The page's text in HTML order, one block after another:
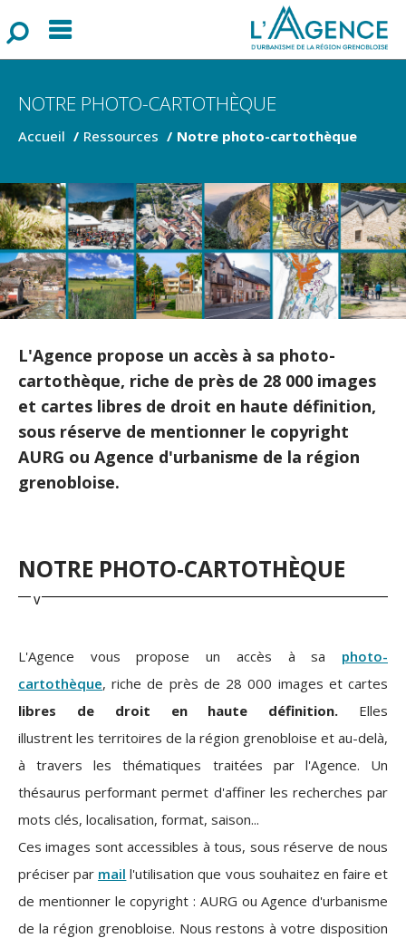
Menu
NOTRE PHOTO-CARTOTHÈQUE
Accueil Ressources Notre photo-cartothèque
L'Agence propose un accès à sa photo-
cartothèque, riche de près de 28 000 images
et cartes libres de droit en haute définition,
sous réserve de mentionner le copyright
AURG ou Agence d'urbanisme de la région
grenobloise.
NOTRE PHOTO-CARTOTHÈQUE
L'Agence vous propose un accès à sa photo-
cartothèque, riche de près de 28 000 images et cartes
libres de droit en haute définition. Elles
illustrent les territoires de la région grenobloise et au-delà,
à travers les thématiques traitées par l'Agence. Un
thésaurus performant permet d'affiner les recherches par
mots clés, localisation, format, saison...
Ces images sont accessibles à tous, sous réserve de nous
préciser par mail l'utilisation que vous souhaitez en faire et
de mentionner le copyright : AURG ou Agence d'urbanisme
de la région grenobloise. Nous restons à votre disposition